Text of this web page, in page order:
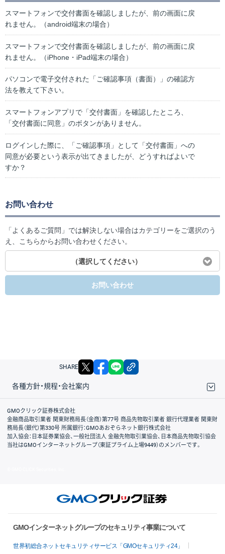
スマートフォンで交付書面を確認しましたが、前の画面に戻
れません。（android端末の場合）
スマートフォンで交付書面を確認しましたが、前の画面に戻
れません。（iPhone・iPad端末の場合）
パソコンで電子交付された「ご確認事項（書面）」の確認方
法を教えて下さい。
スマートフォンアプリで「交付書面」を確認したところ、
「交付書面に同意」のボタンがありません。
ログインした際に、「ご確認事項」として「交付書面」への
同意が必要という表示が出てきましたが、どうすればよいで
すか？
お問い合わせ
「よくあるご質問」では解決しない場合はカテゴリーをご選択のう
え、こちらからお問い合わせください。
（選択してください）
お問い合わせ
SHARE X facebook
各種方針・規程・会社案内
取引規程・約款
サイトマップ
その他のご案内
個人情報保護方針
最良執行方針
サイトのご利用について
ディスクレイマー
信託保全
リスク説明
会社案内
GMOクリック証券株式会社
金融商品取引業者 関東財務局長（金商）第77号 商品先物取引業者 銀行代理業者 関東財
務局長（銀代）第330号 所属銀行：GMOあおぞらネット銀行株式会社
加入協会：日本証券業協会、一般社団法人 金融先物取引業協会、日本商品先物取引協会
当社はGMOインターネットグループ（東証プライム上場9449）のメンバーです。
GMOインターネットグループのセキュリティ事業について
世界初総合ネットセキュリティサービス「GMOセキュリティ24」